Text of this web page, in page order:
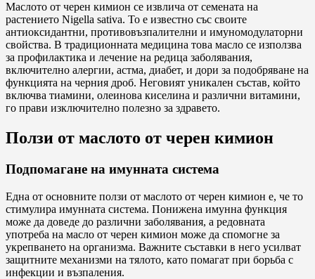
Маслото от черен кимион се извлича от семената на
растението Nigella sativa. То е известно със своите
антиоксидантни, противовъзпалителни и имуномодулаторни
свойства. В традиционната медицина това масло се използва
за профилактика и лечение на редица заболявания,
включително алергии, астма, диабет, и дори за подобряване на
функцията на черния дроб. Неговият уникален състав, който
включва тиамини, олеинова киселина и различни витамини,
го прави изключително полезно за здравето.
Ползи от маслото от черен кимион
Подпомагане на имунната система
Една от основните ползи от маслото от черен кимион е, че то
стимулира имунната система. Понижена имунна функция
може да доведе до различни заболявания, а редовната
употреба на масло от черен кимион може да спомогне за
укрепването на организма. Важните съставки в него усилват
защитните механизми на тялото, като помагат при борьба с
инфекции и възпаления.